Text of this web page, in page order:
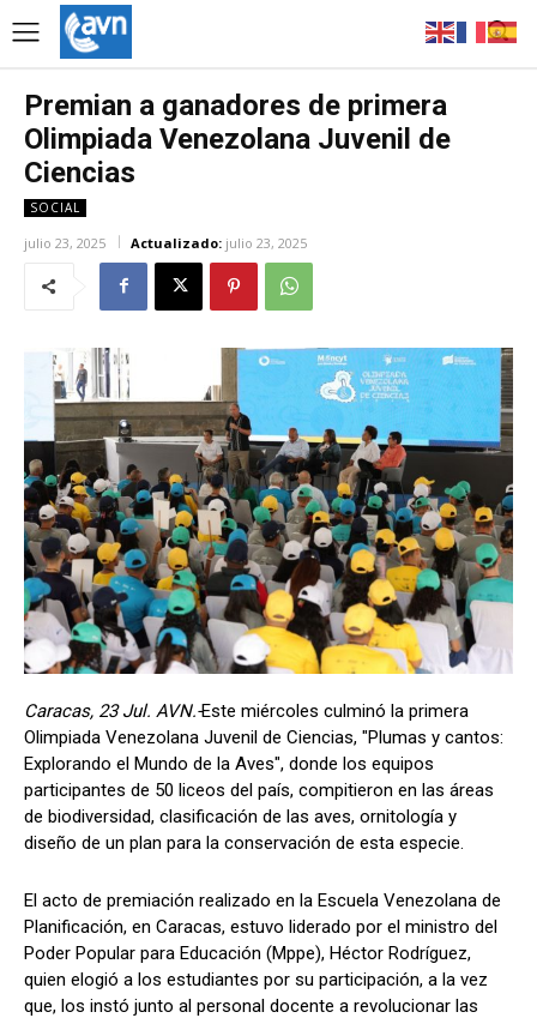
Premian a ganadores de primera
Olimpiada Venezolana Juvenil de
Ciencias
SOCIAL
julio 23, 2025 Actualizado: julio 23, 2025
Caracas, 23 Jul. AVN.-Este miércoles culminó la primera
Olimpiada Venezolana Juvenil de Ciencias, "Plumas y cantos:
Explorando el Mundo de la Aves", donde los equipos
participantes de 50 liceos del país, compitieron en las áreas
de biodiversidad, clasificación de las aves, ornitología y
diseño de un plan para la conservación de esta especie.
El acto de premiación realizado en la Escuela Venezolana de
Planificación, en Caracas, estuvo liderado por el ministro del
Poder Popular para Educación (Mppe), Héctor Rodríguez,
quien elogió a los estudiantes por su participación, a la vez
que, los instó junto al personal docente a revolucionar las